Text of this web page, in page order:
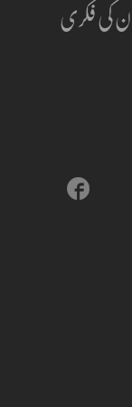
کی فکری